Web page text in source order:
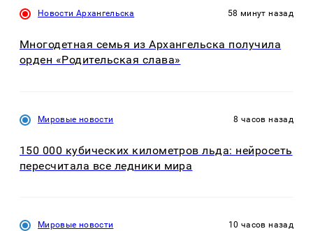
Новости Архангельска 58 минут назад
Многодетная семья из Архангельска получила
орден «Родительская слава»
Мировые новости 8 часов назад
150 000 кубических километров льда: нейросеть
пересчитала все ледники мира
Мировые новости 10 часов назад